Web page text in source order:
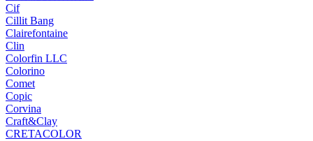
Cif
Cillit Bang
Clairefontaine
Clin
Colorfin LLC
Colorino
Comet
Copic
Corvina
Craft&Clay
CRETACOLOR